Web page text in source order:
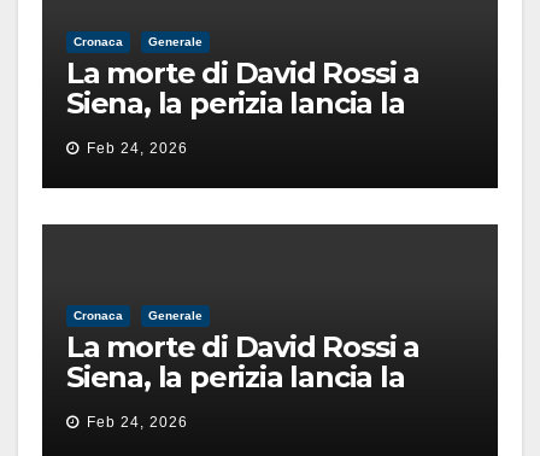
Cronaca Generale
La morte di David Rossi a
Siena, la perizia lancia la
pista di un’intimidazione
finita male
Feb 24, 2026
Cronaca Generale
La morte di David Rossi a
Siena, la perizia lancia la
pista di un’intimidazione
finita male
Feb 24, 2026